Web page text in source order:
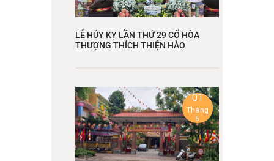
LỄ HÚY KỴ LẦN THỨ 29 CỐ HÒA
THƯỢNG THÍCH THIỆN HÀO
01
Tháng
6